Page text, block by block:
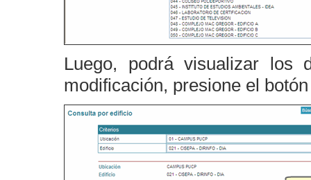
Luego, podrá visualizar los
modificación, presione el